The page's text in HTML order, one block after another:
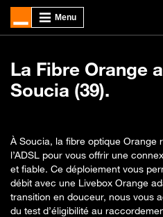
La Fibre Orange
Soucia (39).
À Soucia, la fibre optique Orange
l’ADSL pour vous offrir une
et fiable. Ce déploiement vous
débit avec une Livebox Orange
transition en douceur, nous vous
du test d’éligibilité au